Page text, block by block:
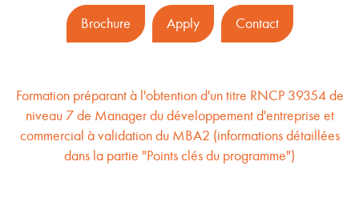
Brochure Apply Contact
Formation préparant à l'obtention d'un titre RNCP 39354 de
niveau 7 de Manager du développement d'entreprise et
commercial à validation du MBA2 (informations détaillées
dans la partie "Points clés du programme")